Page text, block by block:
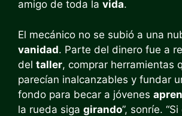
amigo de toda la vida.
El mecánico no se subió a una
vanidad. Parte del dinero fue a
del taller, comprar herramientas
parecían inalcanzables y fundar
fondo para becar a jóvenes
la rueda siga girando”, sonríe.